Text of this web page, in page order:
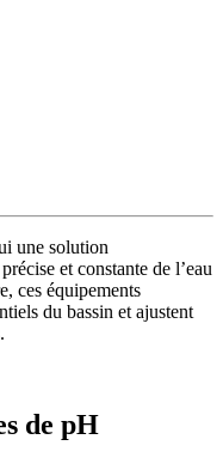
une solution
et constante de l’eau
ces équipements
du bassin et ajustent
de pH